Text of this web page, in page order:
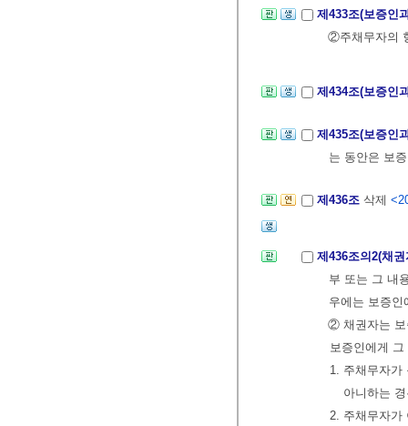
제433조(보증인
②주채무자의
제434조(보증인
제435조(보증인
는 동안은 보
제436조 삭제
제436조의2(채
부 또는 그 내
우에는 보증
② 채권자는 보
보증인에게
1. 주채무자가
아니하는
2. 주채무자가